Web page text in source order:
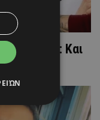
Γεωργίου: Και